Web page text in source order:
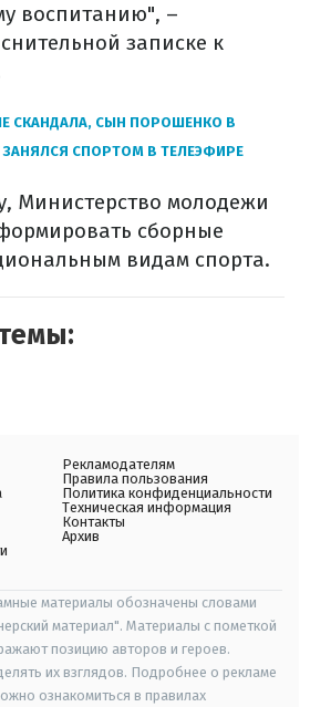
воспитанию", –
записке к
СКАНДАЛА, СЫН ПОРОШЕНКО В
СПОРТОМ В ТЕЛЕЭФИРЕ
Министерство молодежи
сборные
видам спорта.
Рекламодателям
Правила пользования
Политика конфиденциальности
Техническая информация
Контакты
Архив
материалы обозначены словами
материал". Материалы с пометкой
позицию авторов и героев.
их взглядов. Подробнее о рекламе
ознакомиться в правилах